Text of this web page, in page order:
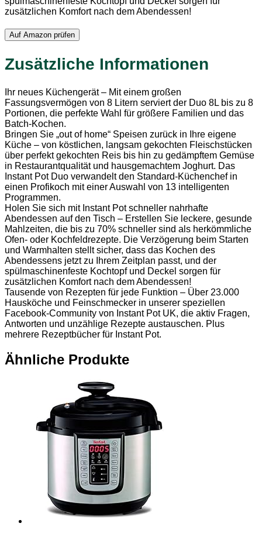
zusätzlichen Komfort nach dem Abendessen!
Auf Amazon prüfen
Zusätzliche Informationen
Ihr neues Küchengerät – Mit einem großen
Fassungsvermögen von 8 Litern serviert der Duo 8L bis zu 8
Portionen, die perfekte Wahl für größere Familien und das
Batch-Kochen.
Bringen Sie „out of home“ Speisen zurück in Ihre eigene
Küche – von köstlichen, langsam gekochten Fleischstücken
über perfekt gekochten Reis bis hin zu gedämpftem Gemüse
in Restaurantqualität und hausgemachtem Joghurt. Das
Instant Pot Duo verwandelt den Standard-Küchenchef in
einen Profikoch mit einer Auswahl von 13 intelligenten
Programmen.
Holen Sie sich mit Instant Pot schneller nahrhafte
Abendessen auf den Tisch – Erstellen Sie leckere, gesunde
Mahlzeiten, die bis zu 70% schneller sind als herkömmliche
Ofen- oder Kochfeldrezepte. Die Verzögerung beim Starten
und Warmhalten stellt sicher, dass das Kochen des
Abendessens jetzt zu Ihrem Zeitplan passt, und der
spülmaschinenfeste Kochtopf und Deckel sorgen für
zusätzlichen Komfort nach dem Abendessen!
Tausende von Rezepten für jede Funktion – Über 23.000
Hausköche und Feinschmecker in unserer speziellen
Facebook-Community von Instant Pot UK, die aktiv Fragen,
Antworten und unzählige Rezepte austauschen. Plus
mehrere Rezeptbücher für Instant Pot.
Ähnliche Produkte